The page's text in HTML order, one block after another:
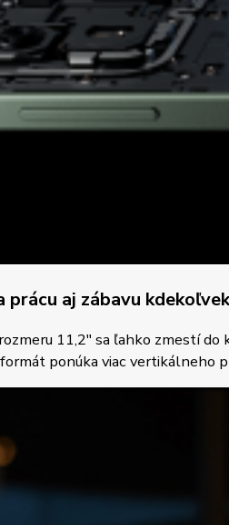
prácu aj zábavu kdekoľvek
11,2″ sa ľahko zmestí
ponúka viac vertikálneho